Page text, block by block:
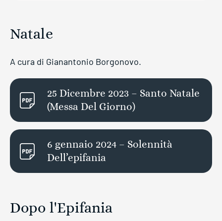
Natale
A cura di Gianantonio Borgonovo.
25 Dicembre 2023 – Santo Natale
(Messa Del Giorno)
6 gennaio 2024 – Solennità
Dell’epifania
Dopo l'Epifania